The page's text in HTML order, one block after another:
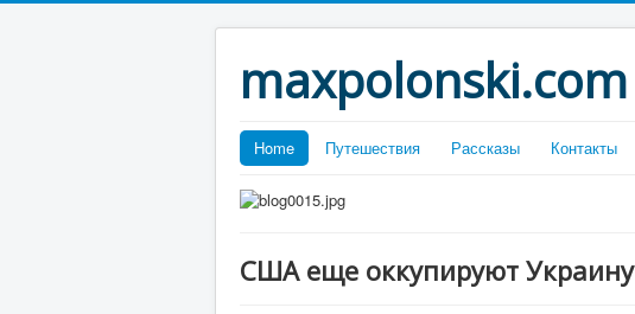
maxpolonski.com
Home Путешествия Рассказы Контакты
США еще оккупируют Украину